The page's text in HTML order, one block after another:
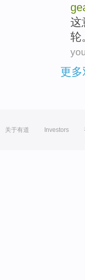
这
轮
更
关于有道 Investors